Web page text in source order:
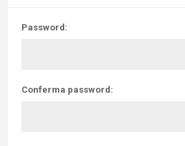
Password:
Conferma password: